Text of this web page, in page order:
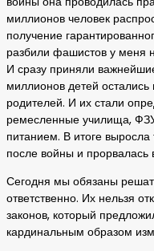
миллионов человек
получение
разбили фашистов у меня
И сразу приняли
миллионов детей
родителей. И их стали
ремесленные училища,
питанием. В итоге
после войны и прорвалась
Сегодня мы обязаны
ответственно. Их нельзя
законов, который
кардинальным образом